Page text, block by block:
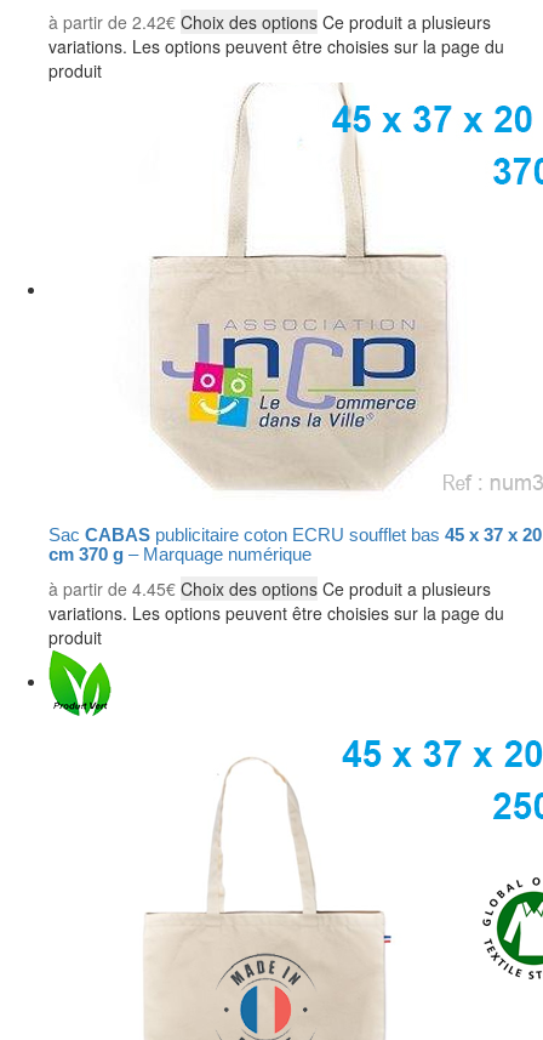
à partir de 2.42€ Choix des options Ce produit a plusieurs
variations. Les options peuvent être choisies sur la page du
produit
Sac CABAS publicitaire coton ECRU soufflet bas 45 x 37 x 20
cm 370 g – Marquage numérique
à partir de 4.45€ Choix des options Ce produit a plusieurs
variations. Les options peuvent être choisies sur la page du
produit